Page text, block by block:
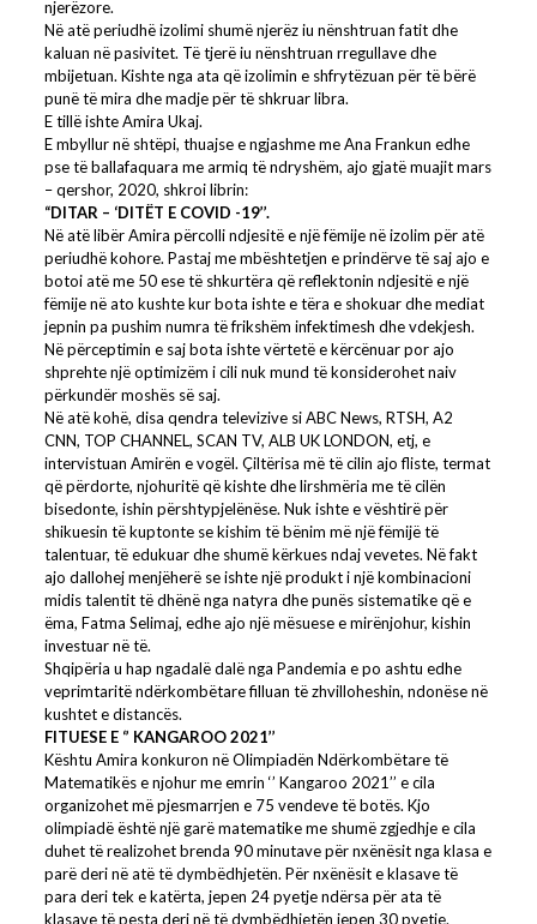
njerëzore.
Në atë periudhë izolimi shumë njerëz iu nënshtruan fatit dhe
kaluan në pasivitet. Të tjerë iu nënshtruan rregullave dhe
mbijetuan. Kishte nga ata që izolimin e shfrytëzuan për të bërë
punë të mira dhe madje për të shkruar libra.
E tillë ishte Amira Ukaj.
E mbyllur në shtëpi, thuajse e ngjashme me Ana Frankun edhe
pse të ballafaquara me armiq të ndryshëm, ajo gjatë muajit mars
– qershor, 2020, shkroi librin:
“DITAR – ‘DITËT E COVID -19’’.
Në atë libër Amira përcolli ndjesitë e një fëmije në izolim për atë
periudhë kohore. Pastaj me mbështetjen e prindërve të saj ajo e
botoi atë me 50 ese të shkurtëra që reflektonin ndjesitë e një
fëmije në ato kushte kur bota ishte e tëra e shokuar dhe mediat
jepnin pa pushim numra të frikshëm infektimesh dhe vdekjesh.
Në përceptimin e saj bota ishte vërtetë e kërcënuar por ajo
shprehte një optimizëm i cili nuk mund të konsiderohet naiv
përkundër moshës së saj.
Në atë kohë, disa qendra televizive si ABC News, RTSH, A2
CNN, TOP CHANNEL, SCAN TV, ALB UK LONDON, etj, e
intervistuan Amirën e vogël. Çiltërisa më të cilin ajo fliste, termat
që përdorte, njohuritë që kishte dhe lirshmëria me të cilën
bisedonte, ishin përshtypjelënëse. Nuk ishte e vështirë për
shikuesin të kuptonte se kishim të bënim më një fëmijë të
talentuar, të edukuar dhe shumë kërkues ndaj vevetes. Në fakt
ajo dallohej menjëherë se ishte një produkt i një kombinacioni
midis talentit të dhënë nga natyra dhe punës sistematike që e
ëma, Fatma Selimaj, edhe ajo një mësuese e mirënjohur, kishin
investuar në të.
Shqipëria u hap ngadalë dalë nga Pandemia e po ashtu edhe
veprimtaritë ndërkombëtare filluan të zhvilloheshin, ndonëse në
kushtet e distancës.
FITUESE E ‘’ KANGAROO 2021’’
Kështu Amira konkuron në Olimpiadën Ndërkombëtare të
Matematikës e njohur me emrin ‘’ Kangaroo 2021’’ e cila
organizohet më pjesmarrjen e 75 vendeve të botës. Kjo
olimpiadë është një garë matematike me shumë zgjedhje e cila
duhet të realizohet brenda 90 minutave për nxënësit nga klasa e
parë deri në atë të dymbëdhjetën. Për nxënësit e klasave të
para deri tek e katërta, jepen 24 pyetje ndërsa për ata të
klasave të pesta deri në të dymbëdhjetën jepen 30 pyetje.